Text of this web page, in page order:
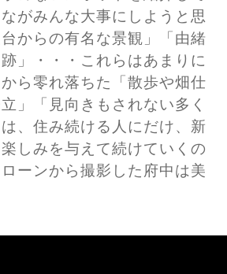
がみんな大事にしようと思
からの有名な景観」「由緒
」・・・これらはあまりに
ら零れ落ちた「散歩や畑仕
」「見向きもされない多く
、住み続ける人にだけ、新
しみを与えて続けていくの
ーンから撮影した府中は美